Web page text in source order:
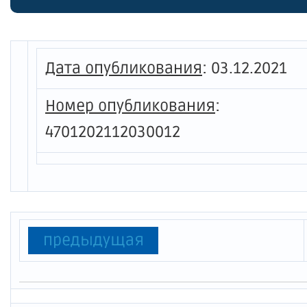
Дата опубликования: 03.12.2021
Номер опубликования:
4701202112030012
предыдущая